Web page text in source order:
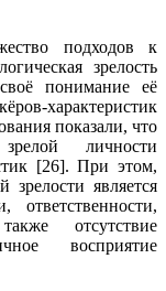
подходов к
зрелость
понимание её
характеристик
показали, что
личности
[26]. При этом,
зрелости является
ответственности,
отсутствие
восприятие